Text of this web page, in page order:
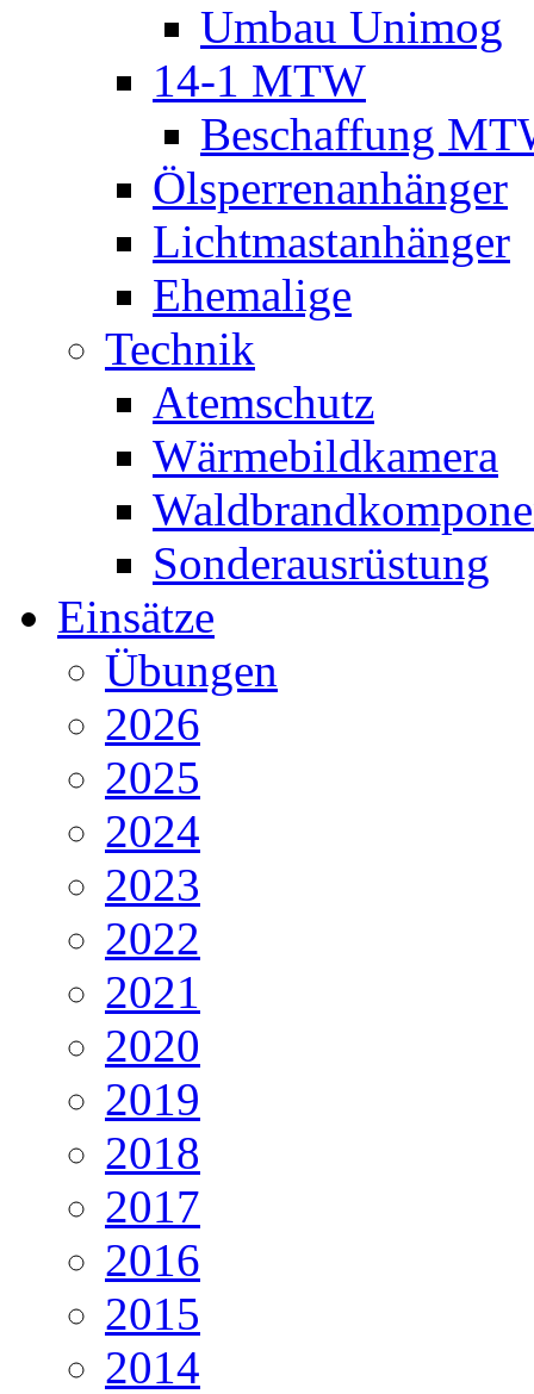
Umbau Unimog
14-1 MTW
Beschaffung
Ölsperrenanhänger
Lichtmastanhänger
Ehemalige
Technik
Atemschutz
Wärmebildkamera
Sonderausrüstung
Einsätze
Übungen
2026
2025
2024
2023
2022
2021
2020
2019
2018
2017
2016
2015
2014